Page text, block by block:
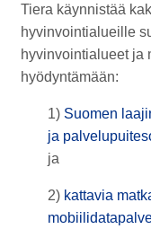
Tiera käynnistää
hyvinvointialueille
hyvinvointialueet ja
hyödyntämään:
1) Suomen
ja
ja
2) kattavia